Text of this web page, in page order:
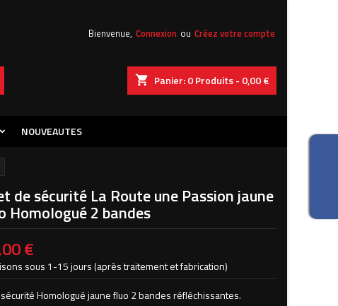
Bienvenue, Connexion ou Créez votre compte
shopping_cart Panier:0Produits - 0,00 €
NOUVEAUTES
de sécurité La Route une Passion jaune
Homologué 2 bandes
€
sous 1-15 jours (après traitement et fabrication)
Homologué jaune fluo 2 bandes réfléchissantes.
liste